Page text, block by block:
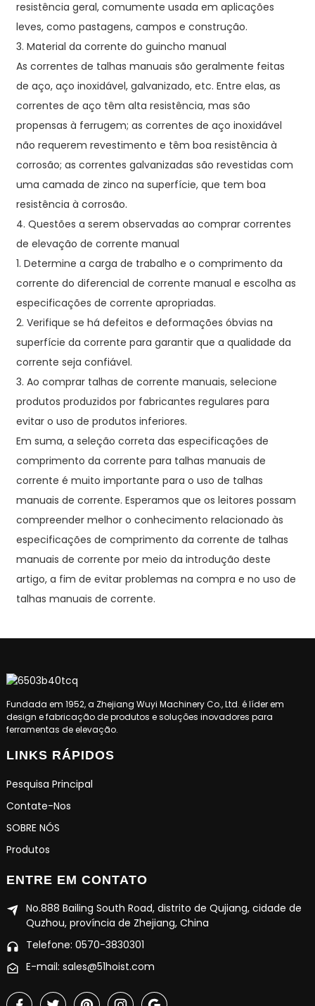
resistência geral, comumente usada em aplicações
leves, como pastagens, campos e construção.
3. Material da corrente do guincho manual
As correntes de talhas manuais são geralmente feitas
de aço, aço inoxidável, galvanizado, etc. Entre elas, as
correntes de aço têm alta resistência, mas são
propensas à ferrugem; as correntes de aço inoxidável
não requerem revestimento e têm boa resistência à
corrosão; as correntes galvanizadas são revestidas com
uma camada de zinco na superfície, que tem boa
resistência à corrosão.
4. Questões a serem observadas ao comprar correntes
de elevação de corrente manual
1. Determine a carga de trabalho e o comprimento da
corrente do diferencial de corrente manual e escolha as
especificações de corrente apropriadas.
2. Verifique se há defeitos e deformações óbvias na
superfície da corrente para garantir que a qualidade da
corrente seja confiável.
3. Ao comprar talhas de corrente manuais, selecione
produtos produzidos por fabricantes regulares para
evitar o uso de produtos inferiores.
Em suma, a seleção correta das especificações de
comprimento da corrente para talhas manuais de
corrente é muito importante para o uso de talhas
manuais de corrente. Esperamos que os leitores possam
compreender melhor o conhecimento relacionado às
especificações de comprimento da corrente de talhas
manuais de corrente por meio da introdução deste
artigo, a fim de evitar problemas na compra e no uso de
talhas manuais de corrente.
Fundada em 1952, a Zhejiang Wuyi Machinery Co., Ltd. é líder em
design e fabricação de produtos e soluções inovadores para
ferramentas de elevação.
LINKS RÁPIDOS
Pesquisa Principal
Contate-Nos
SOBRE NÓS
Produtos
ENTRE EM CONTATO
No.888 Bailing South Road, distrito de Qujiang, cidade de
Quzhou, província de Zhejiang, China
Telefone: 0570-3830301
E-mail: sales@51hoist.com